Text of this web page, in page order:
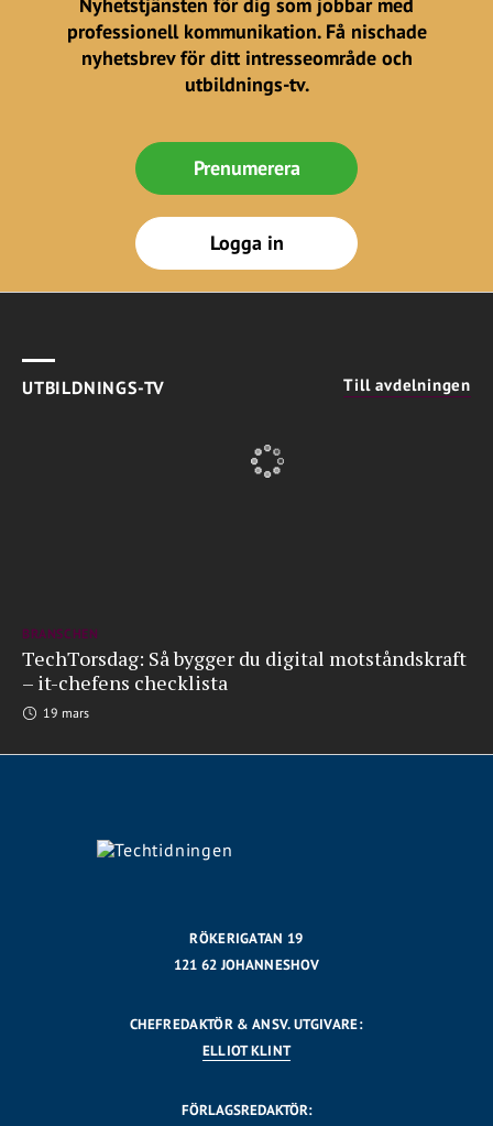
professionell kommunikation. Få nischade
nyhetsbrev för ditt intresseområde och
utbildnings-tv.
Prenumerera
Logga in
UTBILDNINGS-TV Till avdelningen
BRANSCHEN
TechTorsdag: Så bygger du digital motståndskraft
– it-chefens checklista
19 mars
RÖKERIGATAN 19
121 62 JOHANNESHOV
CHEFREDAKTÖR & ANSV. UTGIVARE:
ELLIOT KLINT
FÖRLAGSREDAKTÖR: